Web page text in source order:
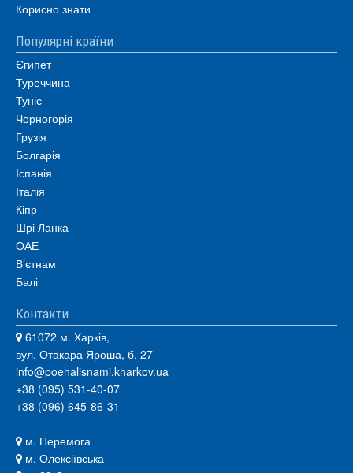
Корисно знати
Популярні країни
Єгипет
Туреччина
Туніс
Чорногорія
Грузія
Болгарія
Іспанія
Італія
Кіпр
Шрі Ланка
ОАЕ
В’єтнам
Балі
Контакти
61072 м. Харків,
вул. Отакара Яроша, б. 27
info@poehalisnami.kharkov.ua
+38 (095) 531-40-07
+38 (096) 645-86-31
м. Перемога
м. Олексіївська